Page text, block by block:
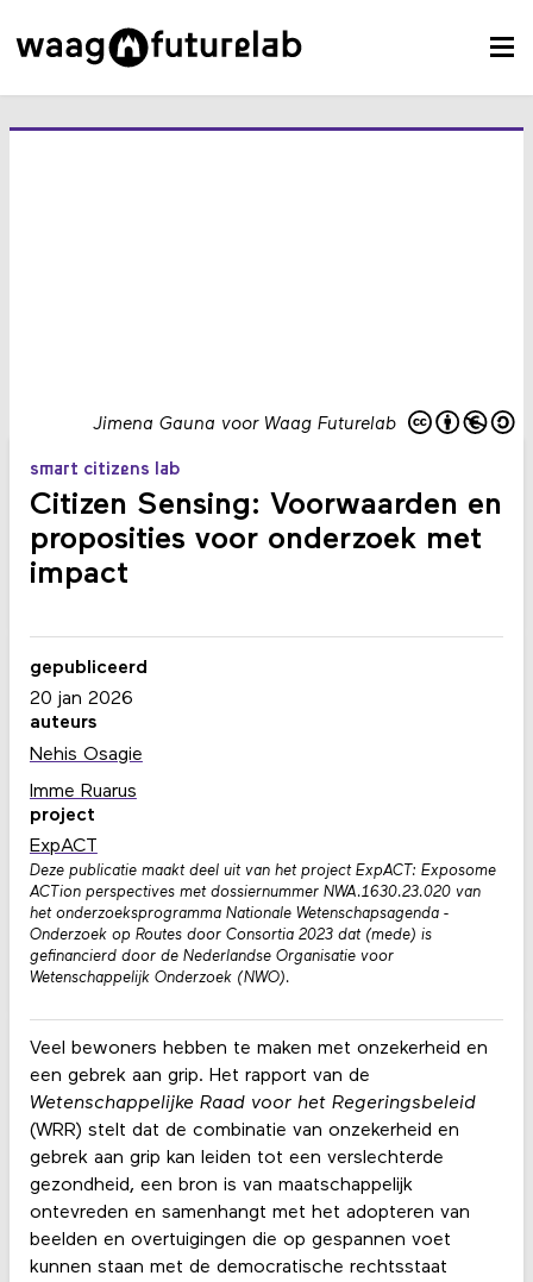
Jimena Gauna voor Waag Futurelab
smart citizens lab
Citizen Sensing: Voorwaarden en
proposities voor onderzoek met
impact
Veel bewoners hebben te maken met onzekerheid en
een gebrek aan grip. Het rapport van de
Wetenschappelijke Raad voor het Regeringsbeleid
(WRR) stelt dat de combinatie van onzekerheid en
gebrek aan grip kan leiden tot een verslechterde
gezondheid, een bron is van maatschappelijk
ontevreden en samenhangt met het adopteren van
beelden en overtuigingen die op gespannen voet
kunnen staan met de democratische rechtsstaat
gepubliceerd
20 jan 2026
auteurs
Nehis Osagie
Imme Ruarus
project
ExpACT
Deze publicatie maakt deel uit van het project ExpACT: Exposome
ACTion perspectives met dossiernummer NWA.1630.23.020 van
het onderzoeksprogramma Nationale Wetenschapsagenda -
Onderzoek op Routes door Consortia 2023 dat (mede) is
gefinancierd door de Nederlandse Organisatie voor
Wetenschappelijk Onderzoek (NWO).